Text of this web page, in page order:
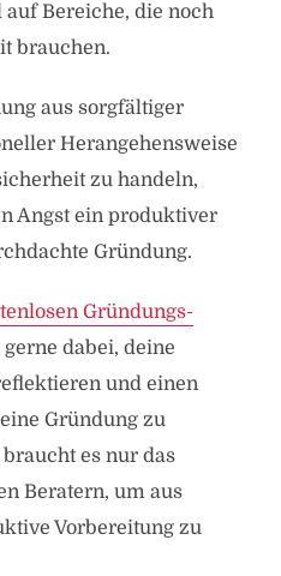
auf Bereiche, die noch
brauchen.
aus sorgfältiger
Herangehensweise
zu handeln,
Angst ein produktiver
Gründung.
Gründungs-
dabei, deine
und einen
Gründung zu
es nur das
Beratern, um aus
Vorbereitung zu